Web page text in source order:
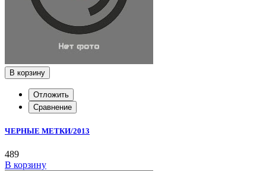
В корзину
Отложить
Сравнение
ЧЕРНЫЕ МЕТКИ/2013
489
В корзину